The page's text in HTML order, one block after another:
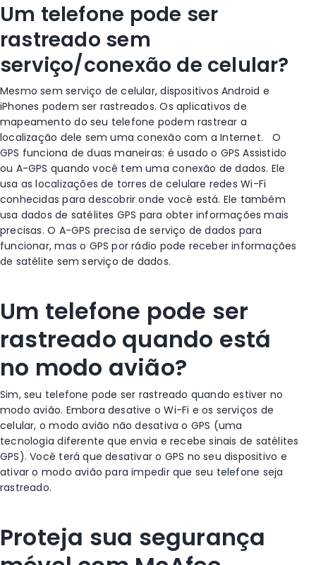
Um telefone pode ser
rastreado sem
serviço/conexão de celular?
Mesmo sem serviço de celular, dispositivosAndroid e
iPhones podem ser rastreados. Os aplicativos de
mapeamento do seu telefone podem rastrear a
localização dele sem uma conexão com a Internet.
O
GPS funciona de duas maneiras: é usado o GPS Assistido
ou A-GPS quando você tem uma conexão de dados. Ele
usa as localizações de torres de celulare redes Wi-Fi
conhecidas para descobrir onde você está. Ele também
usa dados de satélites GPS para obter informações mais
precisas. O A-GPS precisa de serviço de dados para
funcionar, mas o GPS por rádio pode receber informações
de satélite sem serviço de dados.
Um telefone pode ser
rastreado quando está
no modo avião?
Sim, seu telefone pode ser rastreado quando estiver no
modo avião. Embora desative oWi-Fi e os serviços de
celular, omodo avião não desativa o GPS (uma
tecnologia diferente que envia e recebe sinais de satélites
GPS). Você terá que desativar o GPS no seu dispositivo e
ativar o modo avião para impedir que seu telefone seja
rastreado.
Proteja sua segurança